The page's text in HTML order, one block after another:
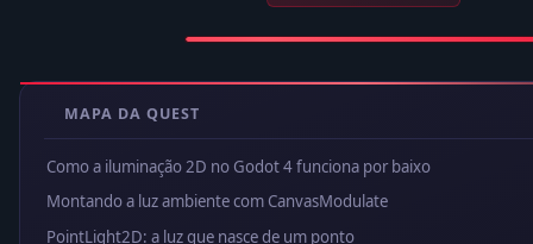
MAPA DA QUEST
Como a iluminação 2D no Godot 4 funciona por baixo
Montando a luz ambiente com CanvasModulate
PointLight2D: a luz que nasce de um ponto